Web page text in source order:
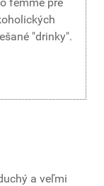
"drinky".
a veľmi